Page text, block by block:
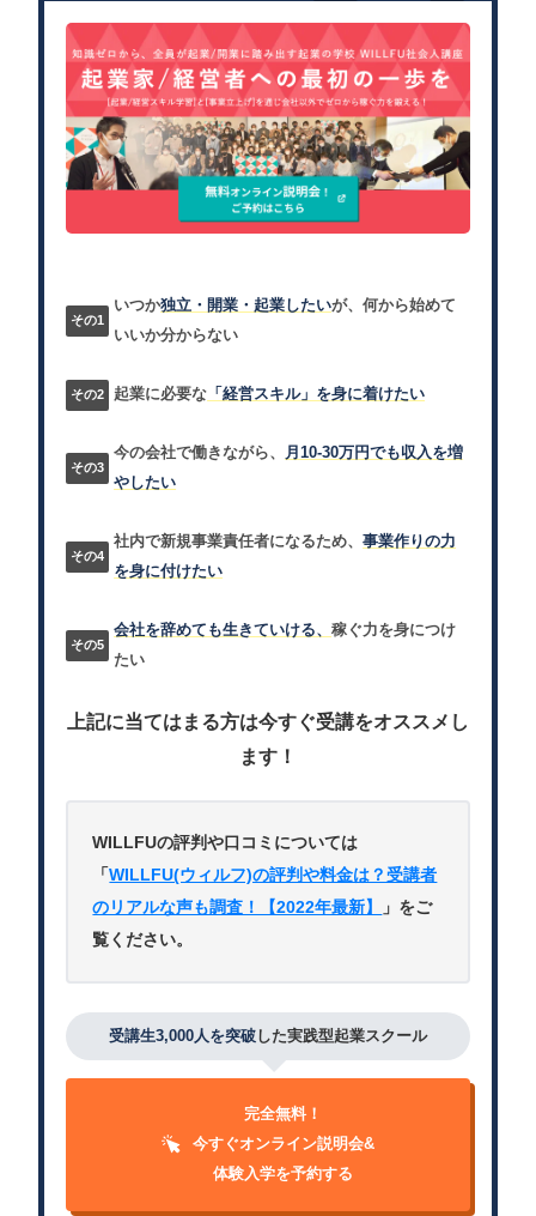
いつか独立・開業・起業したいが、何から始めて
いいか分からない
起業に必要な 「経営スキル」を身に着けたい
今の会社で働きながら、
月10-30万円でも収入を増
やしたい
社内で新規事業責任者になるため、事業作りの力
を身に付けたい
会社を辞めても生きていける、稼ぐ力を身につけ
たい
上記に当てはまる方は今すぐ受講をオススメし
ます！
WILLFUの評判や口コミについては
「WILLFU(ウィルフ)の評判や料金は？受講者
のリアルな声も調査！【2022年最新】
」をご
覧ください。
受講生3,000人を突破 した実践型起業スクール
完全無料！
今すぐオンライン説明会&
体験入学を予約する